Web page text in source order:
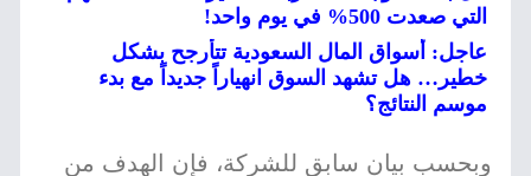
التي صعدت 500% في يوم واحد!
عاجل: أسواق المال السعودية تتأرجح بشكل
خطير… هل تشهد السوق انهياراً جديداً مع بدء
موسم النتائج؟
وبحسب بيان سابق للشركة، فإن الهدف من